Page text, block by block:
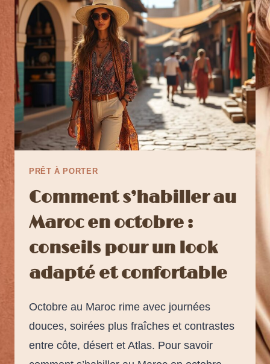
PRÊT À PORTER
Comment s’habiller au
Maroc en octobre :
conseils pour un look
adapté et confortable
Octobre au Maroc rime avec journées
douces, soirées plus fraîches et contrastes
entre côte, désert et Atlas. Pour savoir